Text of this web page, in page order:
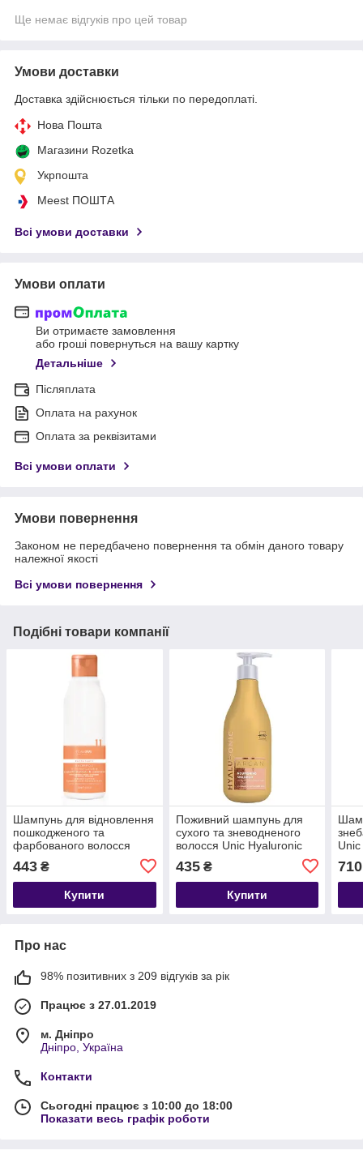
Ще немає відгуків про цей товар
Умови доставки
Доставка здійснюється тільки по передоплаті.
Нова Пошта
Магазини Rozetka
Укрпошта
Meest ПОШТА
Всі умови доставки
Умови оплати
Ви отримаєте замовлення
або гроші повернуться на вашу картку
Детальніше
Післяплата
Оплата на рахунок
Оплата за реквізитами
Всі умови оплати
Умови повернення
Законом не передбачено повернення та обмін даного товару
належної якості
Всі умови повернення
Подібні товари компанії
Шампунь для відновлення
пошкодженого та
фарбованого волосся
Shampoo
443 ₴
Купити
Поживний шампунь для
сухого та зневодненого
волосся Unic Hyaluronic
Argan Nourishing Shampoo
435₴
Купити
710
Про нас
98% позитивних з 209 відгуків за рік
Працює з 27.01.2019
м. Дніпро
Дніпро, Україна
Контакти
Сьогодні працює з 10:00 до 18:00
Показати весь графік роботи